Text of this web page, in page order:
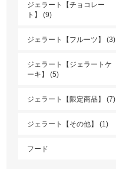
ジェラート【チョコレー
ト】 (9)
ジェラート【フルーツ】 (3)
ジェラート【ジェラートケ
ーキ】 (5)
ジェラート【限定商品】 (7)
ジェラート【その他】 (1)
フード